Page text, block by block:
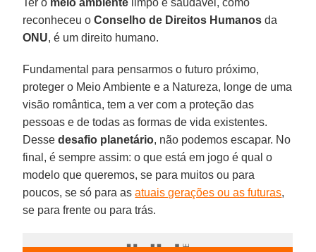
reconheceu oConselho de Direitos Humanos da
ONU, é um direito humano.
Fundamental para pensarmos o futuro próximo,
proteger o Meio Ambiente e a Natureza, longe de uma
visão romântica, tem a ver com a proteção das
pessoas e de todas as formas de vida existentes.
Dessedesafio planetário, não podemos escapar. No
final, é sempre assim: o que está em jogo é qual o
modelo que queremos, se para muitos ou para
poucos, se só para asatuais gerações ou as futuras,
se para frente ou para trás.